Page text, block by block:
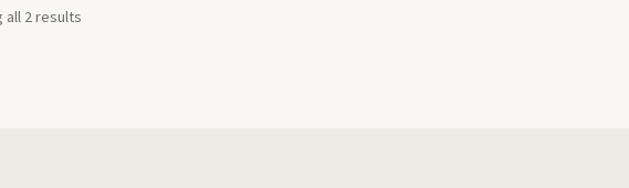
all 2 results